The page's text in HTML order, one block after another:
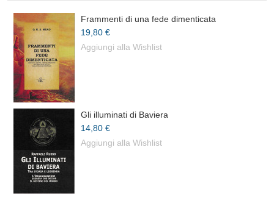
Frammenti di una fede dimenticata
19,80 €
Aggiungi alla Wishlist
Gli illuminati di Baviera
14,80 €
Aggiungi alla Wishlist